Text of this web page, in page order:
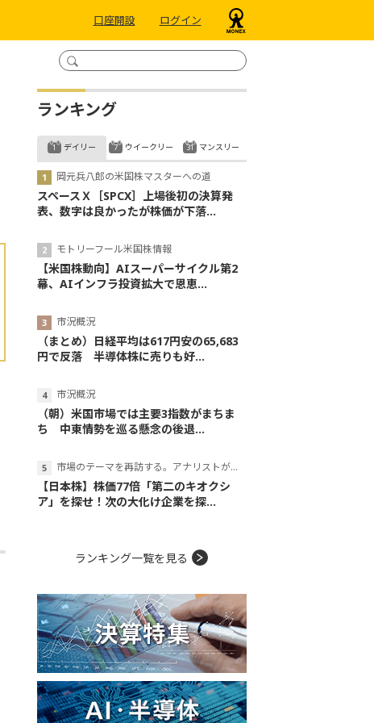
口座開設 ログイン
ランキング
デイリー
岡元兵八郎の米国株マスターへの道
スペースＸ［SPCX］上場後初の決算発
表、数字は良かったが株価が下落...
モトリーフール米国株情報
【米国株動向】AIスーパーサイクル第2
幕、AIインフラ投資拡大で恩恵...
市況概況
（まとめ）日経平均は617円安の65,683
円で反落 半導体株に売りも好...
市況概況
（朝）米国市場では主要3指数がまちま
ち 中東情勢を巡る懸念の後退...
市場のテーマを再訪する。アナリストが読み解くテーマの本質
【日本株】株価77倍「第二のキオクシ
ア」を探せ！次の大化け企業を探...
ウイークリー マンスリー
ランキング一覧を見る